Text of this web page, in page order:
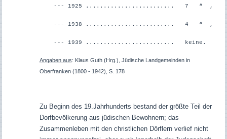
--- 1925 ......................... 7 “ ,
--- 1938 ......................... 4 “ ,
--- 1939 ......................... keine.
Angaben aus: Klaus Guth (Hrg.), Jüdische Landgemeinden in
Oberfranken (1800 - 1942), S. 178
Zu Beginn des 19.Jahrhunderts bestand der größte Teil der
Dorfbevölkerung aus jüdischen Bewohnern; das
Zusammenleben mit den christlichen Dörflern verlief nicht